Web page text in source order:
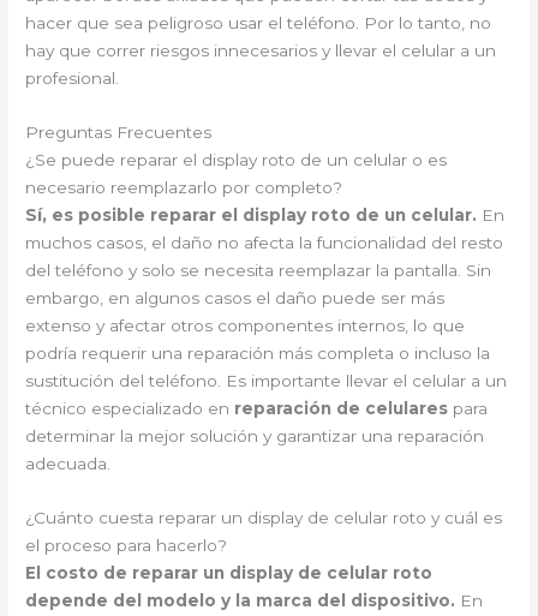
hacer que sea peligroso usar el teléfono. Por lo tanto, no
hay que correr riesgos innecesarios y llevar el celular a un
profesional.
Preguntas Frecuentes
¿Se puede reparar el display roto de un celular o es
necesario reemplazarlo por completo?
Sí, es posible reparar el display roto de un celular. En
muchos casos, el daño no afecta la funcionalidad del resto
del teléfono y solo se necesita reemplazar la pantalla. Sin
embargo, en algunos casos el daño puede ser más
extenso y afectar otros componentes internos, lo que
podría requerir una reparación más completa o incluso la
sustitución del teléfono. Es importante llevar el celular a un
técnico especializado en reparación de celulares para
determinar la mejor solución y garantizar una reparación
adecuada.
¿Cuánto cuesta reparar un display de celular roto y cuál es
el proceso para hacerlo?
El costo de reparar un display de celular roto
depende del modelo y la marca del dispositivo. En